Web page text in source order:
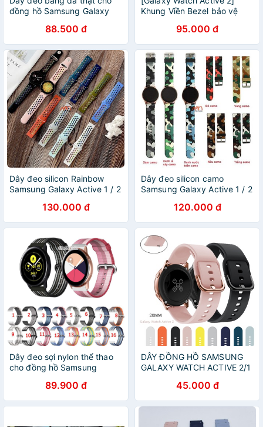
đồng hồ Samsung Galaxy
88.500 đ
Khung Viền Bezel bảo vệ
Watch Active 2
95.000 đ
Dây đeo silicon Rainbow
Samsung Galaxy Active 1 / 2
130.000 đ
Dây đeo silicon camo
Samsung Galaxy Active 1 / 2
120.000 đ
Dây đeo sợi nylon thể thao
cho đồng hồ Samsung
89.900 đ
DÂY ĐỒNG HỒ SAMSUNG
GALAXY WATCH ACTIVE 2/1
45.000 đ